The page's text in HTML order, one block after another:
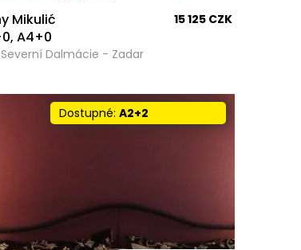
Mikulić
A4+0
15 125 CZK
Dalmácie - Zadar
Dostupné:A2+2